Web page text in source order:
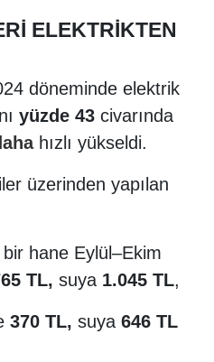
ELEKTRİKTEN
döneminde elektrik
yüzde 43 civarında
hızlı yükseldi.
üzerinden yapılan
bir hane Eylül–Ekim
TL, suya 1.045 TL,
370 TL, suya 646 TL